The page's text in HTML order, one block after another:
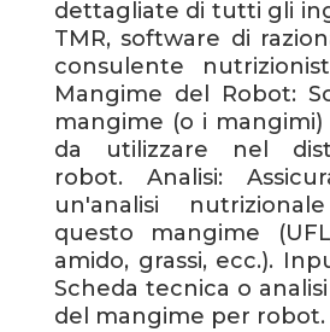
dettagliate di tutti gli
TMR, software di
consulente
Mangime del Robot:
mangime (o i
da utilizzare nel
robot. Analisi:
un'analisi
questo mangime
amido, grassi, ecc.).
Scheda tecnica o
del mangime per robot.